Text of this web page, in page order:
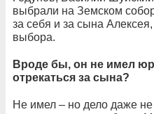
выбрали на Земском
за себя и за сына
выбора.
Вроде бы, он не имел
отрекаться за сына?
Не имел – но дело даже